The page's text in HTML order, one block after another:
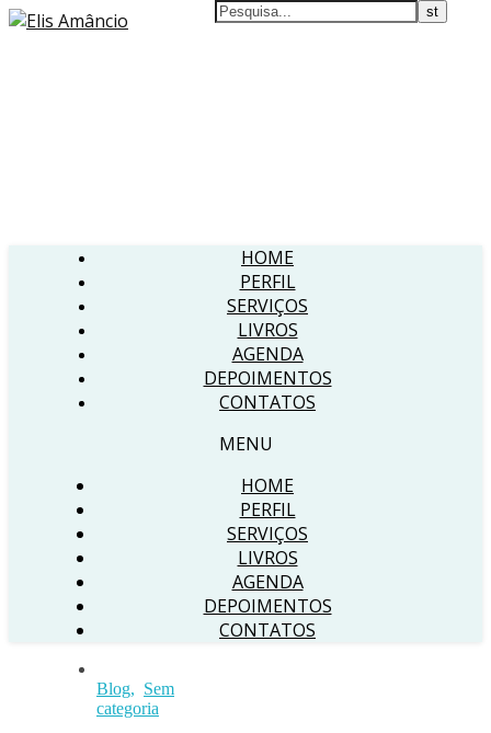
HOME
PERFIL
SERVIÇOS
LIVROS
AGENDA
DEPOIMENTOS
CONTATOS
MENU
HOME
PERFIL
SERVIÇOS
LIVROS
AGENDA
DEPOIMENTOS
CONTATOS
Blog, Sem
categoria